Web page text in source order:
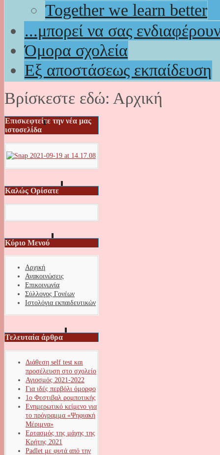
Together we learn better
...μπορεί να σας
Όμορα σχολεία
Εξ αποστάσεως εκπαίδευση
Βρίσκεστε εδώ: Αρχική
Επισκεφτείτε την νέα μας
ιστοσελίδα
Καλώς Ορίσατε
Κύριο Μενού
Αρχική
Ανακοινώσεις
Επικοινωνία
Σύλλογος Γονέων
Ιστολόγια εκπαιδευτικών
Τελευταία άρθρα
Διάθεση self test και
προσέλευση στο σχολείο
Αγιοσμός 2021-2022
Για ιδές περβόλι όμορφο
1ο Φεστιβαλ ρομποτικής
Ενημερωτικό κείμενο για
το πρόγραμμα «Ψηφιακή
Μέριμνα»
Ερτασμός της μάχης της
Κρήτης 2021
Padlet με φυτά από την